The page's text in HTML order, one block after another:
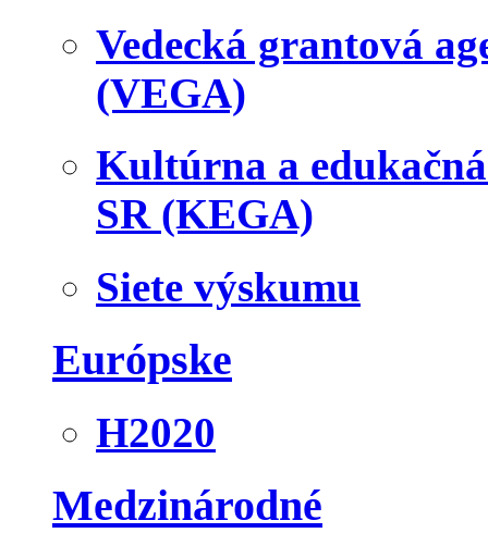
Vedecká grantová
(VEGA)
Kultúrna a
SR (KEGA)
Siete výskumu
Európske
H2020
Medzinárodné